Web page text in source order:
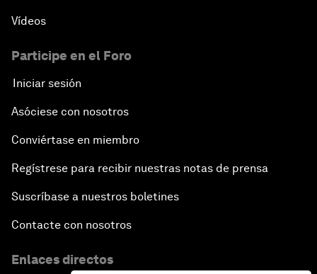
Vídeos
Participe en el Foro
Iniciar sesión
Asóciese con nosotros
Conviértase en miembro
Regístrese para recibir nuestras notas de prensa
Suscríbase a nuestros boletines
Contacte con nosotros
Enlaces directos